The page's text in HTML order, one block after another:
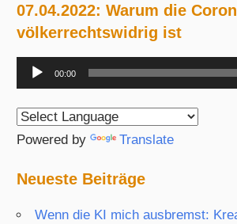
07.04.2022: Warum die
völkerrechtswidrig ist
Audio-
Player
00:00
Powered by Translate
Neueste Beiträge
Wenn die KI mich ausbremst: